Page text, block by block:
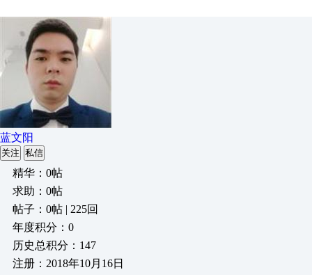
蓝文阳
关注 私信
精华：0帖
求助：0帖
帖子：0帖 | 225回
年度积分：0
历史总积分：147
注册：2018年10月16日